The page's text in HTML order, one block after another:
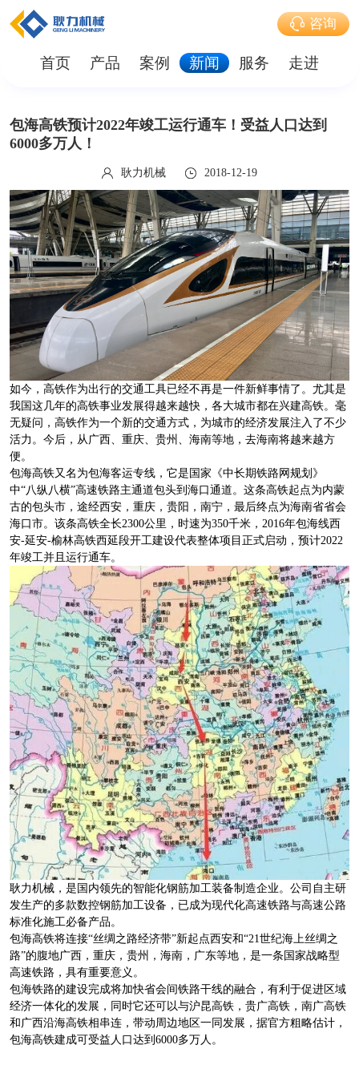
咨询
首页 产品 案例 新闻 服务 走进
包海高铁预计2022年竣工运行通车！受益人口达到
6000多万人！
耿力机械 2018-12-19
如今，高铁作为出行的交通工具已经不再是一件新鲜事情了。尤其是
我国这几年的高铁事业发展得越来越快，各大城市都在兴建高铁。毫
无疑问，高铁作为一个新的交通方式，为城市的经济发展注入了不少
活力。今后，从广西、重庆、贵州、海南等地，去海南将越来越方
便。
包海高铁又名为包海客运专线，它是国家《中长期铁路网规划》
中“八纵八横”高速铁路主通道包头到海口通道。这条高铁起点为内蒙
古的包头市，途经西安，重庆，贵阳，南宁，最后终点为海南省省会
海口市。该条高铁全长2300公里，时速为350千米，2016年包海线西
安-延安-榆林高铁西延段开工建设代表整体项目正式启动，预计2022
年竣工并且运行通车。
耿力机械，是国内领先的智能化钢筋加工装备制造企业。公司自主研
发生产的多款数控钢筋加工设备，已成为现代化高速铁路与高速公路
标准化施工必备产品。
包海高铁将连接“丝绸之路经济带”新起点西安和“21世纪海上丝绸之
路”的腹地广西，重庆，贵州，海南，广东等地，是一条国家战略型
高速铁路，具有重要意义。
包海铁路的建设完成将加快省会间铁路干线的融合，有利于促进区域
经济一体化的发展，同时它还可以与沪昆高铁，贵广高铁，南广高铁
和广西沿海高铁相串连，带动周边地区一同发展，据官方粗略估计，
包海高铁建成可受益人口达到6000多万人。